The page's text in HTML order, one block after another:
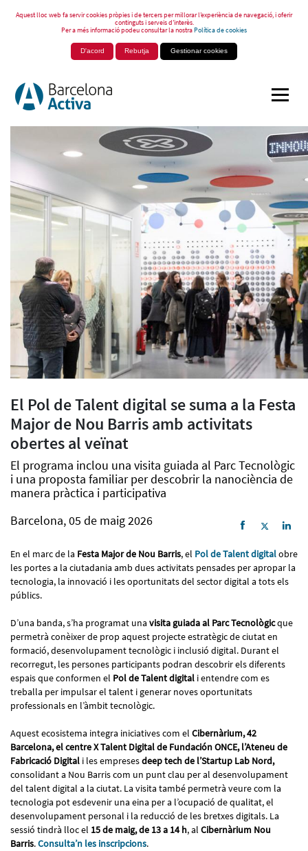
Aquest lloc web fa servir cookies pròpies i de tercers per millorar l’experiència de navegació, i oferir
continguts i serveis d’interès.
Per a més informació podeu consultar la nostraPolítica de cookies
D'acord Rebutja Gestionar cookies
El Pol de Talent digital se suma a la Festa
Major de Nou Barris amb activitats
obertes al veïnat
El programa inclou una visita guiada al Parc Tecnològic
i una proposta familiar per descobrir la nanociència de
manera pràctica i participativa
Barcelona, 05 de maig 2026
En el marc de la Festa Major de Nou Barris, el Pol de Talent digitalobre
les portes a la ciutadania amb dues activitats pensades per apropar la
tecnologia, la innovació i les oportunitats del sector digital a tots els
públics.
D’una banda, s’ha programat una visita guiada al Parc Tecnològicque
permetrà conèixer de prop aquest projecte estratègic de ciutat en
formació, desenvolupament tecnològic i inclusió digital. Durant el
recorregut, les persones participants podran descobrir els diferents
espais que conformen el Pol de Talent digital i entendre com es
treballa per impulsar el talent i generar noves oportunitats
professionals en l’àmbit tecnològic.
Aquest ecosistema integra iniciatives com el Cibernàrium, 42
Barcelona, el centre X Talent Digital de Fundación ONCE, l’Ateneu de
Fabricació Digital i les empresesdeep tech de l’Startup Lab Nord,
consolidant a Nou Barris com un punt clau per al desenvolupament
del talent digital a la ciutat. La visita també permetrà veure com la
tecnologia pot esdevenir una eina per a l’ocupació de qualitat, el
desenvolupament personal i la reducció de les bretxes digitals. La
sessió tindrà lloc el 15 de maig, de 13 a 14 h, al Cibernàrium Nou
Barris.Consulta’n les inscripcions.